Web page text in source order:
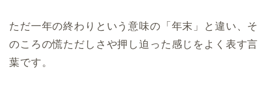
ただ一年の終わりという意味の「年末」と違い、そ
のころの慌ただしさや押し迫った感じをよく表す言
葉です。